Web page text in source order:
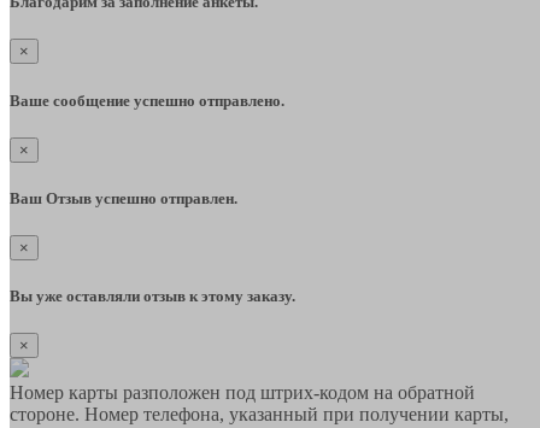
×
Ваше сообщение успешно отправлено.
×
Ваш Отзыв успешно отправлен.
×
Вы уже оставляли отзыв к этому заказу.
×
Номер карты разположен под штрих-кодом на обратной
стороне. Номер телефона, указанный при получении карты,